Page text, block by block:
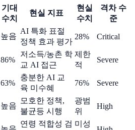
기대
수치
현실 지표
현실
수치
격차 수
준
높음
AI 특화 표절
정책 효과 평가
28% Critical
86%
저소득/농촌 학
교 AI 접근
제한
적
Severe
63%
충분한 AI 교
육 미수혜
76% Severe
높음
모호한 정책,
불균등 시행
광범
위
High
연령 적합성 검 미성